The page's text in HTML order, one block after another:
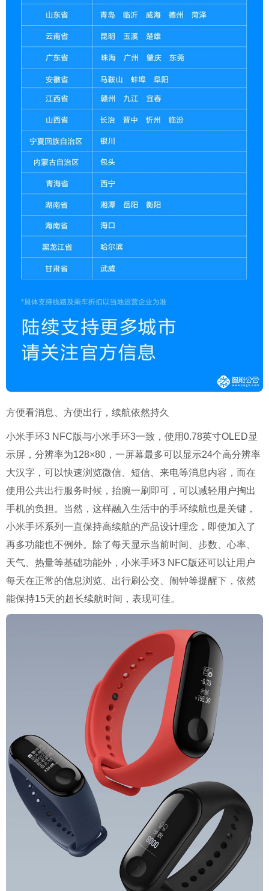
方便看消息、方便出行，续航依然持久
小米手环3 NFC版与小米手环3一致，使用0.78英寸OLED显
示屏，分辨率为128×80 ，一屏幕最多可以显示24个高分辨率
大汉字，可以快速浏览微信、短信、来电等消息内容，而在
使用公共出行服务时候，抬腕一刷即可，可以减轻用户掏出
手机的负担。当然，这样融入生活中的手环续航也是关键，
小米手环系列一直保持高续航的产品设计理念，即使加入了
再多功能也不例外。除了每天显示当前时间、步数、心率、
天气、热量等基础功能外，小米手环3 NFC版还可以让用户
每天在正常的信息浏览、出行刷公交、闹钟等提醒下，依然
能保持15天的超长续航时间，表现可佳。